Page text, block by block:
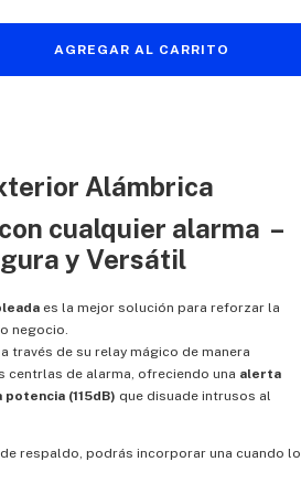
Alámbrica
cualquier alarma –
y Versátil
es la mejor solución para reforzar la
negocio.
través de su relay mágico de manera
centrlas de alarma, ofreciendo una alerta
(115dB) que disuade intrusos al
respaldo, podrás incorporar una cuando lo